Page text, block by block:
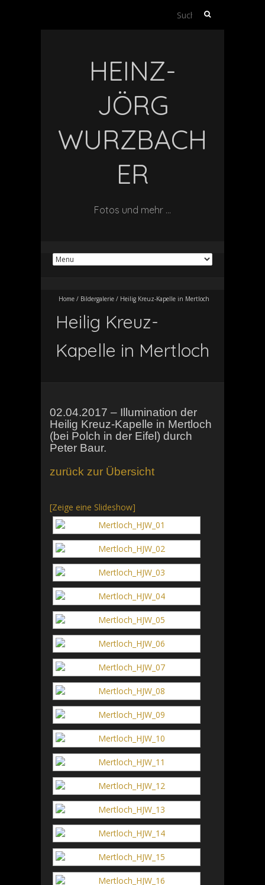
Suchen
HEINZ-
JÖRG
WURZBACH
ER
Fotos und mehr …
Home / Bildergalerie / Heilig Kreuz-Kapelle in Mertloch
Heilig Kreuz-
Kapelle in Mertloch
02.04.2017 – Illumination der
Heilig Kreuz-Kapelle in Mertloch
(bei Polch in der Eifel) durch
Peter Baur.
zurück zur Übersicht
[Zeige eine Slideshow]